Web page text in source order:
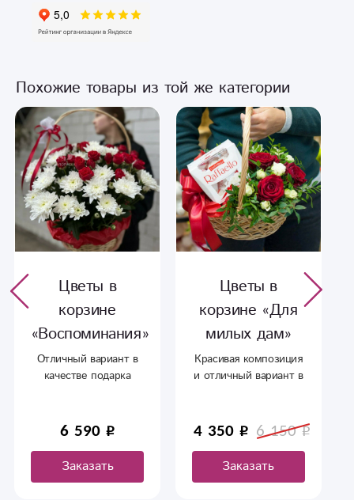
Похожие товары из той же категории
Цветы в
корзине
«Воспоминания»
Отличный вариант в
качестве подарка
6 590
Заказать
Цветы в
корзине «Для
милых дам»
Красивая композиция
и отличный вариант в
4 350 6 150
Заказать